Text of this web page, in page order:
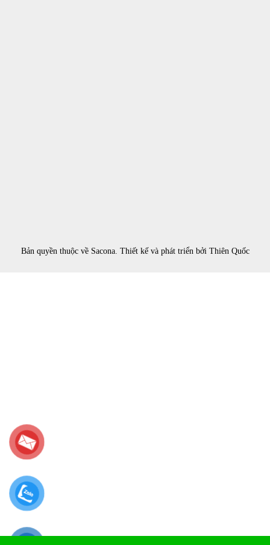
Bản quyền thuộc về Sacona. Thiết kế và phát triển bởi Thiên Quốc